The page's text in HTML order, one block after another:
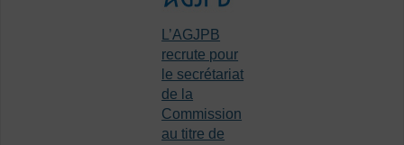
L’AGJPB
recrute pour
le secrétariat
de la
Commission
au titre de